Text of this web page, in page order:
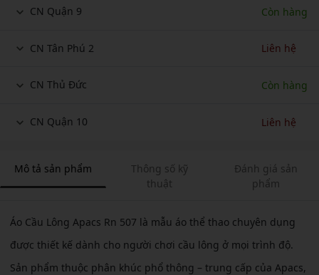
CN Quận 9 Còn hàng
CN Tân Phú 2 Liên hệ
CN Thủ Đức Còn hàng
CN Quận 10 Liên hệ
Mô tả sản phẩm
Thông số kỹ
thuật
Đánh giá sản
phẩm
Áo Cầu Lông Apacs Rn 507 là mẫu áo thể thao chuyên dụng
được thiết kế dành cho người chơi cầu lông ở mọi trình độ.
Sản phẩm thuộc phân khúc phổ thông – trung cấp của Apacs,